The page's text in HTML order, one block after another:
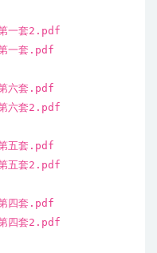
套2.pdf
套.pdf
套.pdf
套2.pdf
套.pdf
套2.pdf
套.pdf
套2.pdf